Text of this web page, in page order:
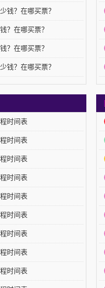
钱？在哪买票？
？在哪买票？
？在哪买票？
钱？在哪买票？
时间表
时间表
时间表
时间表
时间表
时间表
时间表
时间表
时间表